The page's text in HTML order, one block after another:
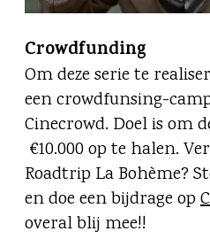
Crowdfunding
Om deze serie te
een crowdfunsing-
Cinecrowd. Doel is om
€10.000 op te halen.
Roadtrip La Bohème?
en doe een bijdrage op
overal blij mee!!